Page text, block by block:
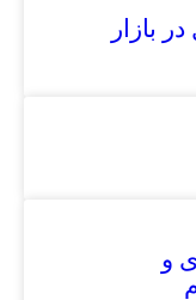
بازار
و